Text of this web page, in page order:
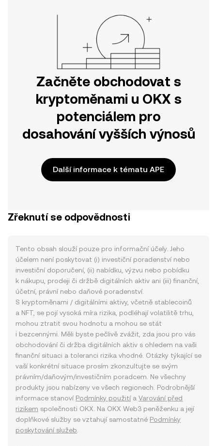
Začněte obchodovat s
kryptoměnami u OKX s
potenciálem pro
dosahování vyšších výnosů
Další informace k tématu APE
Zřeknutí se odpovědnosti
Tento obsah slouží pouze pro informační účely. Jeho
účelem není poskytovat (i) investiční poradenství nebo
investiční doporučení, (ii) nabídku, výzvu nebo pobídku
k nákupu, prodeji či držbě digitálních aktiv ani (iii) finanční,
účetní, právní nebo daňové poradenství.
S kryptoměnami / digitálními aktivy, včetně stablecoinů
a NFT, se pojí vysoká míra rizika, podléhají volatilitě trhu,
mohou ztratit svou hodnotu a mohou se stát
i bezcennými. Měli byste pečlivě zvážit, zda jsou pro vás
obchodování či držba digitálních aktiv s ohledem na vaši
finanční situaci a toleranci rizika vhodné. Otázky týkající se
vaší konkrétní situace prosím zkonzultujte se svým
právním/daňovým/investičním poradcem. Ne všechny
produkty jsou nabízeny ve všech regionech. Podrobnější
informace stanoví Podmínky použitía Varování před
rizikem společnosti OKX. Na OKX Web3 peněženku a její
doplňkové služby se vztahují samostatné Podmínky
poskytování služeb